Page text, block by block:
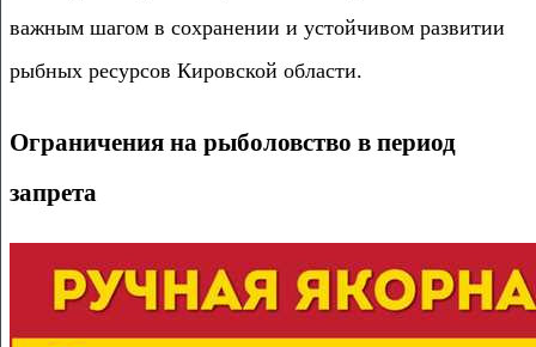
важным шагом в сохранении и устойчивом развитии
рыбных ресурсов Кировской области.
Ограничения на рыболовство в период
запрета